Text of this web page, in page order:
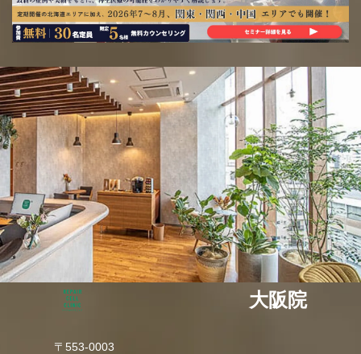
大阪院
〒553-0003